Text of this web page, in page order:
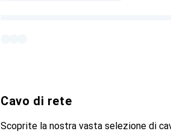
Cavo di rete
Scoprite la nostra vasta selezione di